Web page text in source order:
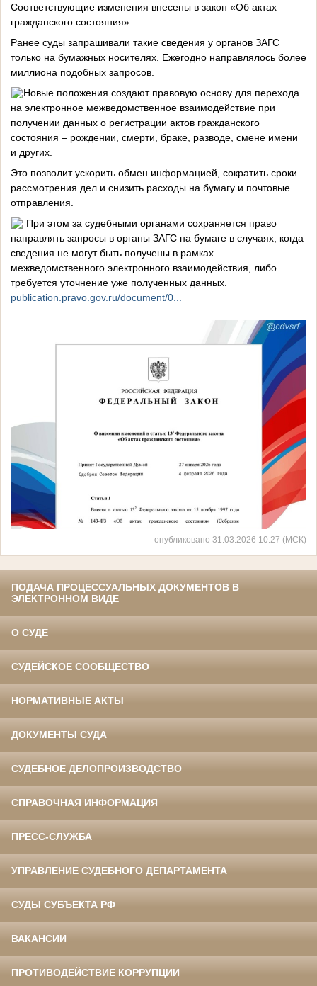
Соответствующие изменения внесены в закон «Об актах
гражданского состояния».
Ранее суды запрашивали такие сведения у органов ЗАГС
только на бумажных носителях. Ежегодно направлялось более
миллиона подобных запросов.
Новые положения создают правовую основу для перехода
на электронное межведомственное взаимодействие при
получении данных о регистрации актов гражданского
состояния – рождении, смерти, браке, разводе, смене имени
и других.
Это позволит ускорить обмен информацией, сократить сроки
рассмотрения дел и снизить расходы на бумагу и почтовые
отправления.
️ При этом за судебными органами сохраняется право
направлять запросы в органы ЗАГС на бумаге в случаях, когда
сведения не могут быть получены в рамках
межведомственного электронного взаимодействия, либо
требуется уточнение уже полученных данных.
publication.pravo.gov.ru/document/0...
опубликовано 31.03.2026 10:27 (МСК)
ПОДАЧА ПРОЦЕССУАЛЬНЫХ ДОКУМЕНТОВ В
ЭЛЕКТРОННОМ ВИДЕ
О СУДЕ
СУДЕЙСКОЕ СООБЩЕСТВО
НОРМАТИВНЫЕ АКТЫ
ДОКУМЕНТЫ СУДА
СУДЕБНОЕ ДЕЛОПРОИЗВОДСТВО
СПРАВОЧНАЯ ИНФОРМАЦИЯ
ПРЕСС-СЛУЖБА
УПРАВЛЕНИЕ СУДЕБНОГО ДЕПАРТАМЕНТА
СУДЫ СУБЪЕКТА РФ
ВАКАНСИИ
ПРОТИВОДЕЙСТВИЕ КОРРУПЦИИ